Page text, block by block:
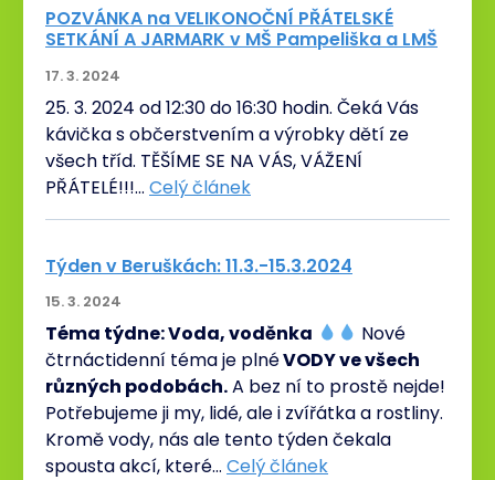
POZVÁNKA na VELIKONOČNÍ PŘÁTELSKÉ
SETKÁNÍ A JARMARK v MŠ Pampeliška a LMŠ
17. 3. 2024
25. 3. 2024 od 12:30 do 16:30 hodin. Čeká Vás
kávička s občerstvením a výrobky dětí ze
všech tříd. TĚŠÍME SE NA VÁS, VÁŽENÍ
PŘÁTELÉ!!!… Celý článek
Týden v Beruškách: 11.3.-15.3.2024
15. 3. 2024
Téma týdne: Voda, voděnka
Nové
čtrnáctidenní téma je plnéVODY ve všech
různých podobách.A bez ní to prostě nejde!
Potřebujeme ji my, lidé, ale i zvířátka a rostliny.
Kromě vody, nás ale tento týden čekala
spousta akcí, které… Celý článek